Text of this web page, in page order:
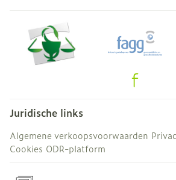
Juridische links
Algemene verkoopsvoorwaarden
Cookies ODR-platform